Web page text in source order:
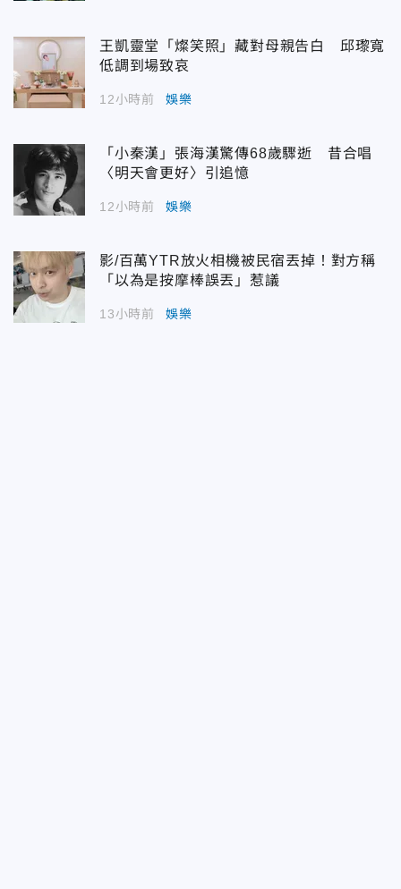
王凱靈堂「燦笑照」藏對母親告白 邱瓈寬
低調到場致哀
12小時前 娛樂
「小秦漢」張海漢驚傳68歲驟逝 昔合唱
〈明天會更好〉引追憶
12小時前 娛樂
影/百萬YTR放火相機被民宿丟掉！對方稱
「以為是按摩棒誤丟」惹議
13小時前 娛樂